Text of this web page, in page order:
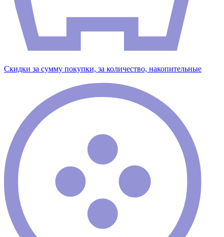
Скидки за сумму покупки, за количество, накопительные